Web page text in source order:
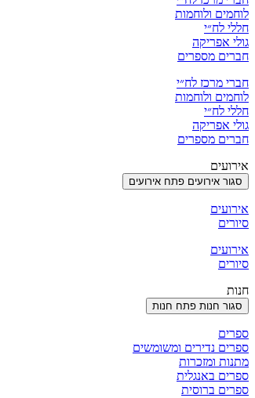
לוחמים ולוחמות
חללי לח״י
גולי אפריקה
חברים מספרים
חברי מרכז לח״י
לוחמים ולוחמות
חללי לח״י
גולי אפריקה
חברים מספרים
אירועים
סגור אירועים פתח אירועים
אירועים
סיורים
אירועים
סיורים
חנות
סגור חנות פתח חנות
ספרים
ספרים נדירים ומשומשים
מתנות ומזכרות
ספרים באנגלית
ספרים ברוסית